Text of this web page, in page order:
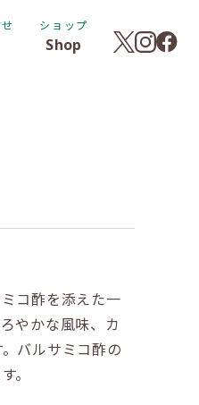
ショップ
Shop
コ酢を添えた一
やかな風味、カ
バルサミコ酢の
。